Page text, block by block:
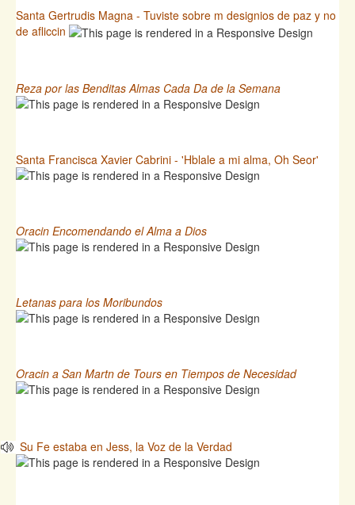
Santa Gertrudis Magna - Tuviste sobre m designios de paz y no
de afliccin
Reza por las Benditas Almas Cada Da de la Semana
Santa Francisca Xavier Cabrini - 'Hblale a mi alma, Oh Seor'
Oracin Encomendando el Alma a Dios
Letanas para los Moribundos
Oracin a San Martn de Tours en Tiempos de Necesidad
Su Fe estaba en Jess, la Voz de la Verdad